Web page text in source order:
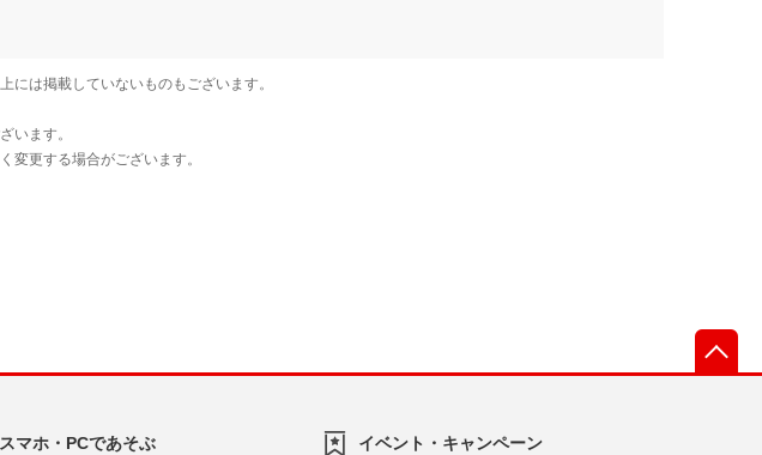
スマホ・PCであそぶ イベント・キャンペーン